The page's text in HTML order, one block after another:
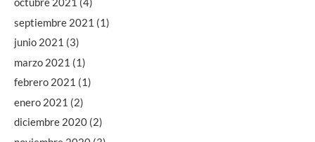
septiembre 2021 (1)
junio 2021 (3)
marzo 2021 (1)
febrero 2021 (1)
enero 2021 (2)
diciembre 2020 (2)